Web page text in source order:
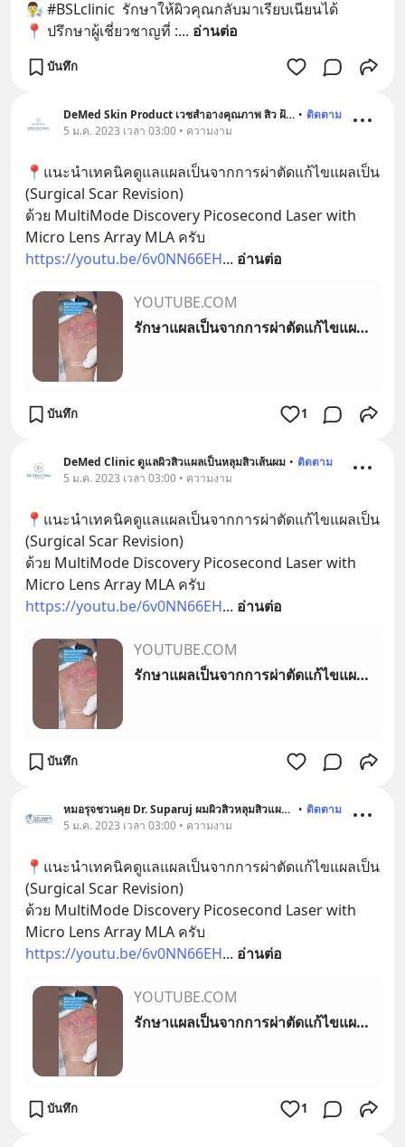
👨‍🔬 #BSLclinic  รักษาให้ผิวคุณกลับมาเรียบเนียนได้
📍 ปรึกษาผู้เชี่ยวชาญที่ :... อ่านต่อ
บันทึก
DeMed Skin Product เวชสำอางคุณภาพ สิว ฝ้า ผมร่วง • ติดตาม
5 ม.ค. 2023 เวลา 03:00 • ความงาม
📍แนะนำเทคนิคดูแลแผลเป็นจากการผ่าตัดแก้ไขแผลเป็น
(Surgical Scar Revision)
ด้วย MultiMode Discovery Picosecond Laser with
https://youtu.be/6v0NN66EH... อ่านต่อ
YOUTUBE.COM
รักษาแผลเป็นจากการผ่าตัดแก้ไขแผลเป็น (Surgical Scar Revision) MultiMode Discovery Picosecond Laser
บันทึก 1
DeMed Clinic ดูแลผิวสิวแผลเป็นหลุมสิวเส้นผม • ติดตาม
5 ม.ค. 2023 เวลา 03:00 • ความงาม
📍แนะนำเทคนิคดูแลแผลเป็นจากการผ่าตัดแก้ไขแผลเป็น
(Surgical Scar Revision)
ด้วย MultiMode Discovery Picosecond Laser with
https://youtu.be/6v0NN66EH... อ่านต่อ
YOUTUBE.COM
รักษาแผลเป็นจากการผ่าตัดแก้ไขแผลเป็น (Surgical Scar Revision) MultiMode Discovery Picosecond Laser
บันทึก
หมอรุจชวนคุย Dr. Suparuj ผมผิวสิวหลุมสิวแผลเป็น • ติดตาม
5 ม.ค. 2023 เวลา 03:00 • ความงาม
📍แนะนำเทคนิคดูแลแผลเป็นจากการผ่าตัดแก้ไขแผลเป็น
(Surgical Scar Revision)
ด้วย MultiMode Discovery Picosecond Laser with
https://youtu.be/6v0NN66EH... อ่านต่อ
YOUTUBE.COM
รักษาแผลเป็นจากการผ่าตัดแก้ไขแผลเป็น (Surgical Scar Revision) MultiMode Discovery Picosecond Laser
บันทึก 1